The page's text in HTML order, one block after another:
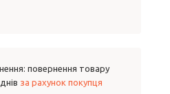
повернення товару
за рахунок покупця